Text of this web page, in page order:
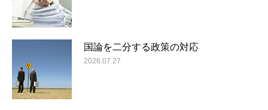
国論を二分する政策の対応
2026.07.27